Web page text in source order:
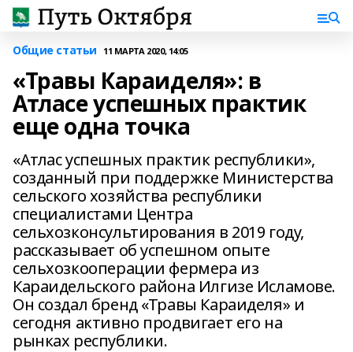
Общие статьи 11 МАРТА 2020, 14:05
«Травы Караиделя»: в
Атласе успешных практик
еще одна точка
«Атлас успешных практик республики»,
созданный при поддержке Министерства
сельского хозяйства республики
специалистами Центра
сельхозконсультирования в 2019 году,
рассказывает об успешном опыте
сельхозкооперации фермера из
Караидельского района Илгизе Исламове.
Он создал бренд «Травы Караиделя» и
сегодня активно продвигает его на
рынках республики.